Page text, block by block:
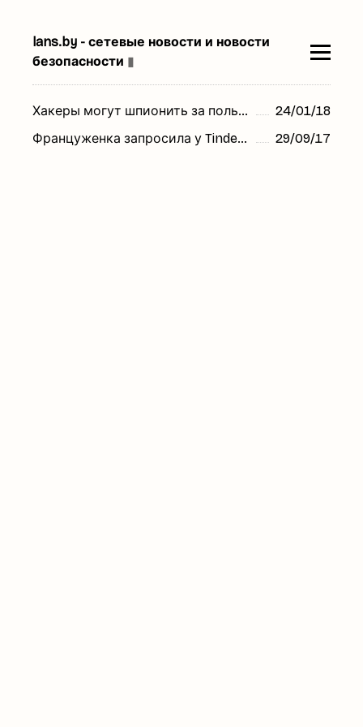
lans.by - сетевые новости и новости
безопасности ▮
Хакеры могут шпионить за пользователями через приложение Tinder
24/01/18
Француженка запросила у Tinder данные о себе и получила 800 страниц текста
29/09/17